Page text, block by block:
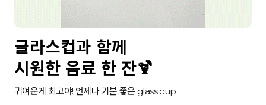
글라스컵과 함께
시원한 음료 한 잔🍹
귀여운게 최고야! 언제나 기분 좋은 glass cup